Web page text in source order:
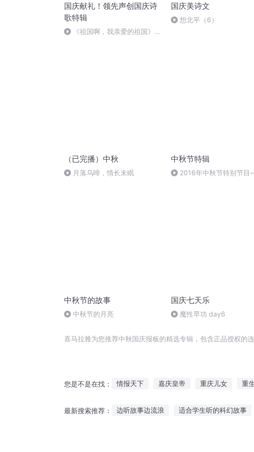
国庆献礼！领先声创国庆诗
歌特辑
《祖国啊，我亲爱的祖国》温
国庆美诗文
想北平（6）
（已完播）中秋
月落乌啼，情长未眠
中秋节特辑
2016年中秋节特别节目
中秋节的故事
中秋节的月亮
国庆七天乐
魔性早功 day6
喜马拉雅为您推荐中秋国庆报板的精选专辑，包含正品授权的
您是不是在找： 情报天下 嘉庆皇帝 重庆儿女 重
最新搜索推荐： 边听故事边流浪 适合学生听的科幻故事